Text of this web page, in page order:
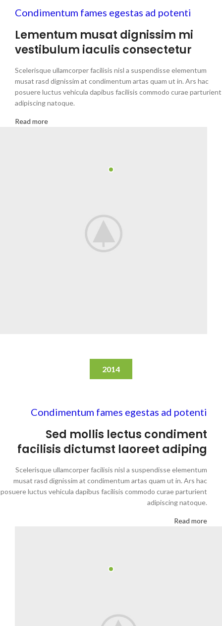
Condimentum fames egestas ad potenti
Lementum musat dignissim mi
vestibulum iaculis consectetur
Scelerisque ullamcorper facilisis nisl a suspendisse elementum
musat rasd dignissim at condimentum artas quam ut in. Ars hac
posuere luctus vehicula dapibus facilisis commodo curae parturient
adipiscing natoque.
Read more
2014
Condimentum fames egestas ad potenti
Sed mollis lectus condiment
facilisis dictumst laoreet adiping
Scelerisque ullamcorper facilisis nisl a suspendisse elementum
musat rasd dignissim at condimentum artas quam ut in. Ars hac
posuere luctus vehicula dapibus facilisis commodo curae parturient
adipiscing natoque.
Read more